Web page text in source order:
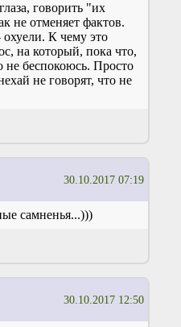
говорить "их
не отменяет фактов.
К чему это
на который, пока что,
не беспокоюсь. Просто
не говорят, что не
30.10.2017 07:19
самненья...)))
30.10.2017 12:50